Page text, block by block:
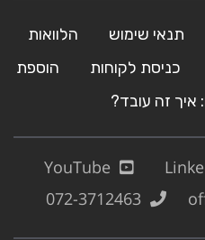
תנאי שימוש
הלוואות
כניסת לקוחות
הוספת
איך זה עובד?